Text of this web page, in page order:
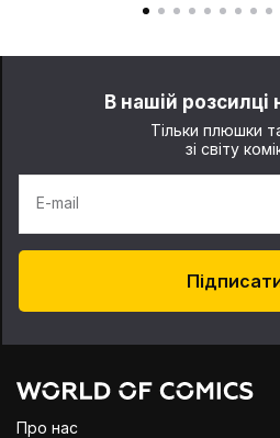
В нашій розсилці
Тільки плюшки
зі світу
E-mail
Про нас